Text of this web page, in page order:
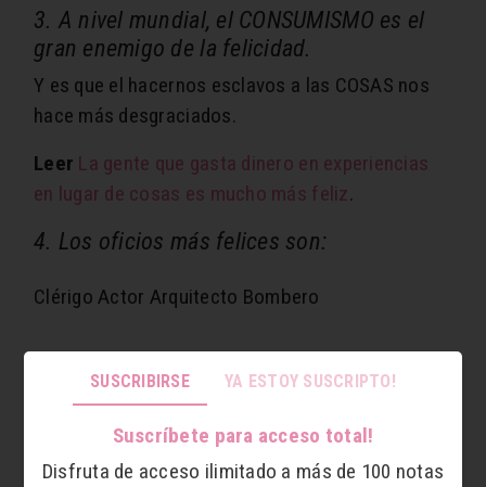
3. A nivel mundial, el CONSUMISMO es el
gran enemigo de la felicidad.
Y es que el hacernos esclavos a las COSAS nos
hace más desgraciados.
Leer La gente que gasta dinero en experiencias
en lugar de cosas es mucho más feliz.
4. Los oficios más felices son:
Clérigo Actor Arquitecto Bombero
SUSCRIBIRSE YA ESTOY SUSCRIPTO!
Suscríbete para acceso total!
Disfruta de acceso ilimitado a más de 100 notas